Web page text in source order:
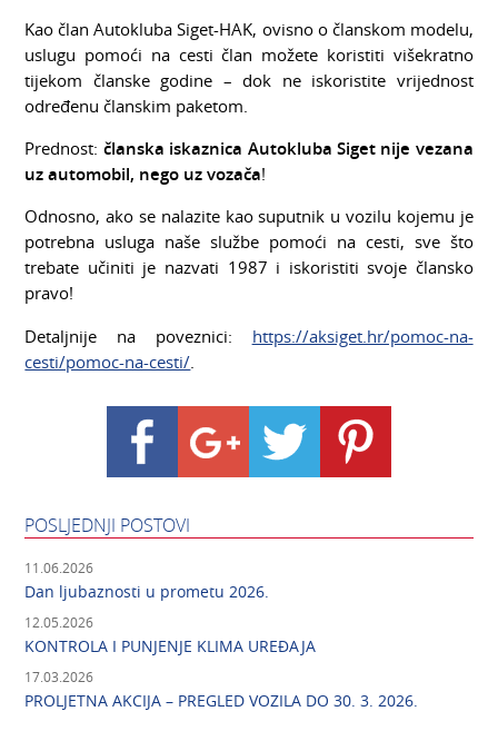
Kao član Autokluba Siget-HAK, ovisno o članskom modelu,
uslugu pomoći na cesti član možete koristiti višekratno
tijekom članske godine – dok ne iskoristite vrijednost
određenu članskim paketom.
Prednost: članska iskaznica Autokluba Siget nije vezana
uz automobil, nego uz vozača!
Odnosno, ako se nalazite kao suputnik u vozilu kojemu je
potrebna usluga naše službe pomoći na cesti, sve što
trebate učiniti je nazvati 1987 i iskoristiti svoje člansko
pravo!
Detaljnije na poveznici: https://aksiget.hr/pomoc-na-
cesti/pomoc-na-cesti/
POSLJEDNJI POSTOVI
11.06.2026
Dan ljubaznosti u prometu 2026.
12.05.2026
KONTROLA I PUNJENJE KLIMA UREĐAJA
17.03.2026
PROLJETNA AKCIJA – PREGLED VOZILA DO 30. 3. 2026.